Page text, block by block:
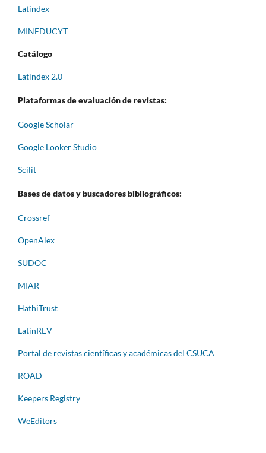
Latindex
MINEDUCYT
Catálogo
Latindex 2.0
Plataformas de evaluación de revistas:
Google Scholar
Google Looker Studio
Scilit
Bases de datos y buscadores bibliográficos:
Crossref
OpenAlex
SUDOC
MIAR
HathiTrust
LatinREV
Portal de revistas científicas y académicas del CSUCA
ROAD
Keepers Registry
WeEditors